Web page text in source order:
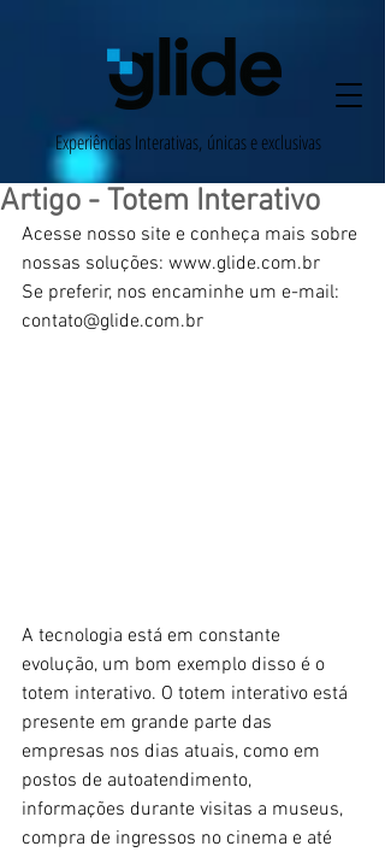
Experiências Interativas, únicas e exclusivas
Artigo - Totem Interativo
Acesse nosso site e conheça mais sobre
nossas soluções: www.glide.com.br
Se preferir, nos encaminhe um e-mail:
contato@glide.com.br
A tecnologia está em constante
evolução, um bom exemplo disso é o
totem interativo. O totem interativo está
presente em grande parte das
empresas nos dias atuais, como em
postos de autoatendimento,
informações durante visitas a museus,
compra de ingressos no cinema e até